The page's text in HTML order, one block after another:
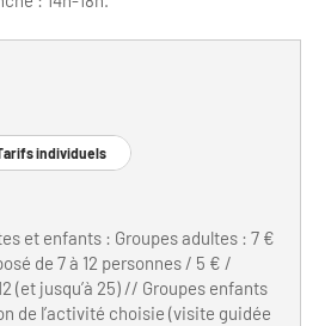
individuels
et enfants : Groupes adultes : 7 €
de 7 à 12 personnes / 5 € /
(et jusqu’à 25) // Groupes enfants
de l’activité choisie (visite guidée